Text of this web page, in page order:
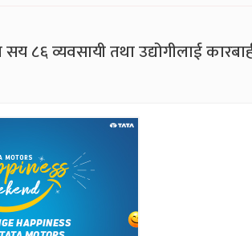
८६ व्यवसायी तथा उद्योगीलाई